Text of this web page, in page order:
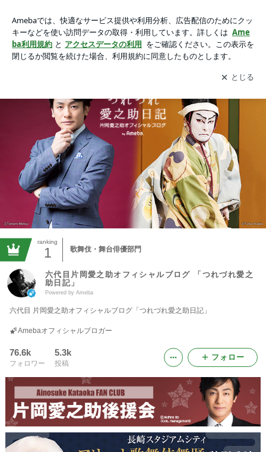
記」
アプリをダウンロードして ブログの更新通知
を受け取りまし
ょう。
開く
ranking
1 歌舞伎・舞台俳優部門
六代目片岡愛之助オフィシャルブログ 「つれづれ愛之
助日記」
Powered by Ameba
六代目 片岡愛之助オフィシャルブログ「つれづれ愛之助日記」
Amebaオフィシャルブロガー
76.6k
フォロワー
5.3k
投稿
フォロー